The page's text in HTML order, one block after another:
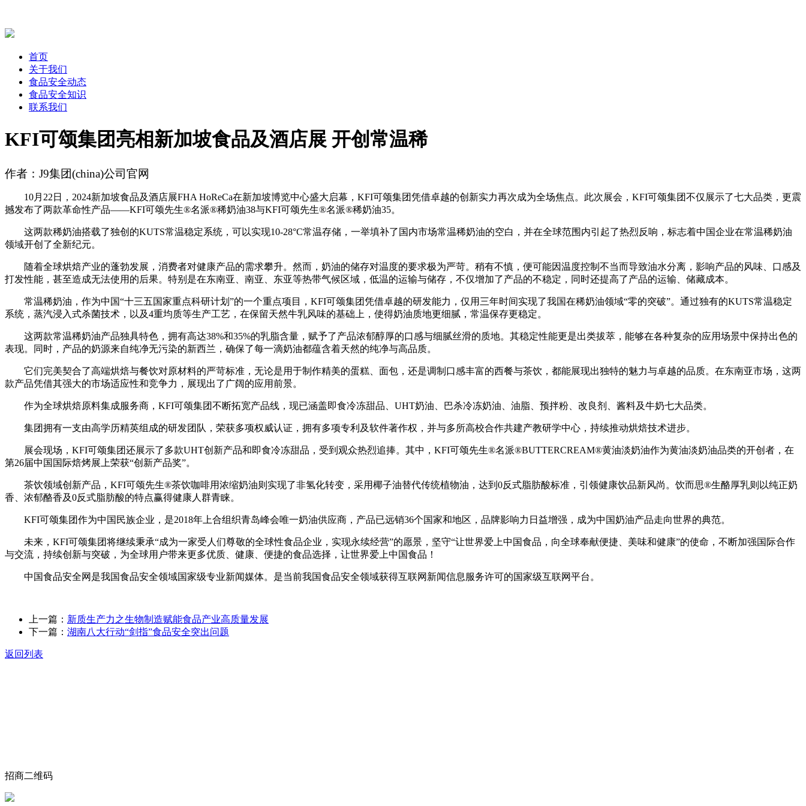
首页
关于我们
食品安全动态
食品安全知识
联系我们
KFI可颂集团亮相新加坡食品及酒店展 开创常温稀
作者：J9集团(china)公司官网
10月22日，2024新加坡食品及酒店展FHA HoReCa在新加坡博览中心盛大启幕，KFI可颂集团凭借卓越的创新实力再次成为全场焦点。此次展会，KFI可颂集团不仅展示了七大品类，更震
撼发布了两款革命性产品——KFI可颂先生®名派®稀奶油38与KFI可颂先生®名派®稀奶油35。
这两款稀奶油搭载了独创的KUTS常温稳定系统，可以实现10-28°C常温存储，一举填补了国内市场常温稀奶油的空白，并在全球范围内引起了热烈反响，标志着中国企业在常温稀奶油
领域开创了全新纪元。
随着全球烘焙产业的蓬勃发展，消费者对健康产品的需求攀升。然而，奶油的储存对温度的要求极为严苛。稍有不慎，便可能因温度控制不当而导致油水分离，影响产品的风味、口感及
打发性能，甚至造成无法使用的后果。特别是在东南亚、南亚、东亚等热带气候区域，低温的运输与储存，不仅增加了产品的不稳定，同时还提高了产品的运输、储藏成本。
常温稀奶油，作为中国“十三五国家重点科研计划”的一个重点项目，KFI可颂集团凭借卓越的研发能力，仅用三年时间实现了我国在稀奶油领域“零的突破”。通过独有的KUTS常温稳定
系统，蒸汽浸入式杀菌技术，以及4重均质等生产工艺，在保留天然牛乳风味的基础上，使得奶油质地更细腻，常温保存更稳定。
这两款常温稀奶油产品独具特色，拥有高达38%和35%的乳脂含量，赋予了产品浓郁醇厚的口感与细腻丝滑的质地。其稳定性能更是出类拔萃，能够在各种复杂的应用场景中保持出色的
表现。同时，产品的奶源来自纯净无污染的新西兰，确保了每一滴奶油都蕴含着天然的纯净与高品质。
它们完美契合了高端烘焙与餐饮对原材料的严苛标准，无论是用于制作精美的蛋糕、面包，还是调制口感丰富的西餐与茶饮，都能展现出独特的魅力与卓越的品质。在东南亚市场，这两
款产品凭借其强大的市场适应性和竞争力，展现出了广阔的应用前景。
作为全球烘焙原料集成服务商，KFI可颂集团不断拓宽产品线，现已涵盖即食冷冻甜品、UHT奶油、巴杀冷冻奶油、油脂、预拌粉、改良剂、酱料及牛奶七大品类。
集团拥有一支由高学历精英组成的研发团队，荣获多项权威认证，拥有多项专利及软件著作权，并与多所高校合作共建产教研学中心，持续推动烘焙技术进步。
展会现场，KFI可颂集团还展示了多款UHT创新产品和即食冷冻甜品，受到观众热烈追捧。其中，KFI可颂先生®名派®BUTTERCREAM®黄油淡奶油作为黄油淡奶油品类的开创者，在
第26届中国国际焙烤展上荣获“创新产品奖”。
茶饮领域创新产品，KFI可颂先生®茶饮咖啡用浓缩奶油则实现了非氢化转变，采用椰子油替代传统植物油，达到0反式脂肪酸标准，引领健康饮品新风尚。饮而思®生酪厚乳则以纯正奶
香、浓郁酪香及0反式脂肪酸的特点赢得健康人群青睐。
KFI可颂集团作为中国民族企业，是2018年上合组织青岛峰会唯一奶油供应商，产品已远销36个国家和地区，品牌影响力日益增强，成为中国奶油产品走向世界的典范。
未来，KFI可颂集团将继续秉承“成为一家受人们尊敬的全球性食品企业，实现永续经营”的愿景，坚守“让世界爱上中国食品，向全球奉献便捷、美味和健康”的使命，不断加强国际合作
与交流，持续创新与突破，为全球用户带来更多优质、健康、便捷的食品选择，让世界爱上中国食品！
中国食品安全网是我国食品安全领域国家级专业新闻媒体。是当前我国食品安全领域获得互联网新闻信息服务许可的国家级互联网平台。
上一篇： 新质生产力之生物制造赋能食品产业高质量发展
下一篇： 湖南八大行动“剑指”食品安全突出问题
返回列表
招商二维码